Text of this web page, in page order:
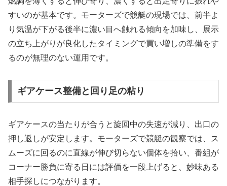
すいのが基本です。モーターズで競艇の現場では、前半よ
り気温が下がる後半に濃い目へ触れる傾向を加味し、展示
の立ち上がりが良化したタイミングで買い増しの準備をす
るのが無理のない運用です。
ギアケース整備と回り足の粘り
ギアケースの当たりが合うと旋回中の失速が減り、出口の
押し返しが安定します。モーターズで競艇の観察では、ス
ムーズに回るのに直線が伸び切らない個体を拾い、番組が
コーナー勝負に寄る日には評価を一段上げると、妙味ある
相手探しにつながります。